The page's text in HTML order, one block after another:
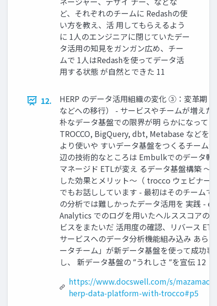
ど、それぞれのチームに Redashの使
い方を教え、活 用してもらえるよう
に 1人のエンジニアに閉じていたデー
タ活用の知見をガンガン広め、チー
ムで 1人はRedashを使ってデータ活
用する状態 が自然とできた 11
12.
HERP のデータ活用組織の変化 ③：変革期
などへの移行） - サービスやチームが増えた
朴なデータ基盤での限界が明 らかになって
TROCCO, BigQuery, dbt, Metabase などを
より使いや すいデータ基盤をつくるチーム
辺の技術的なところは Embulkでのデータ転
マネージド ETLが変え るデータ基盤構築 〜
した効果とメリット〜（ trocco ウェビナー
でもお話ししています - 最初はそのチームで
の分析では難しかったデータ活用を 実践 -
Analytics でのログを用いたヘルススコアの
ビスをまたいだ 活用度の確認、リバース
サービスへのデータ分析機能組み込み あら
ータチーム」が新データ基盤を使って成功事
し、 新データ基盤の ˮうれしさ ˮを宣伝 12
https://www.docswell.com/s/
herp-data-platform-with-trocco#p5